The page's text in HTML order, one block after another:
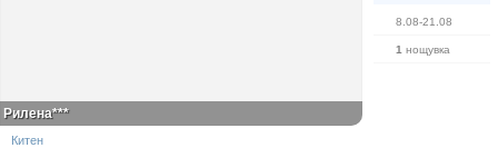
8.08-21.08
1 нощувка
Рилена***
Китен